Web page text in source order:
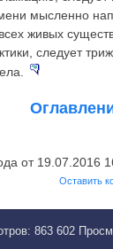
мысленно
живых
следует
от 19.07.2016
Оставить
863 602